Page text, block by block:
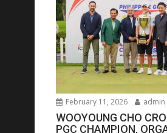
February 11, 2026 admin
WOOYOUNG CHO
PGC CHAMPION,